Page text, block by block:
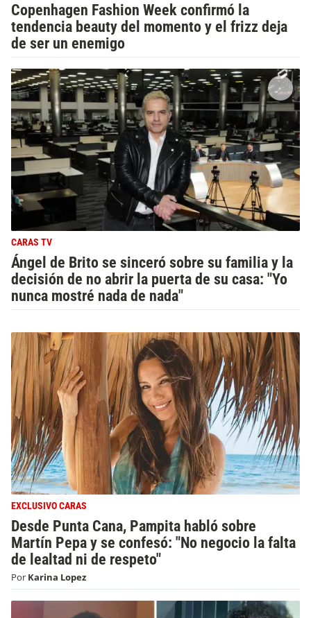
Copenhagen Fashion Week confirmó la
tendencia beauty del momento y el frizz deja
de ser un enemigo
CARAS TV
Ángel de Brito se sinceró sobre su familia y la
decisión de no abrir la puerta de su casa: "Yo
nunca mostré nada de nada"
EXCLUSIVO CARAS
Desde Punta Cana, Pampita habló sobre
Martín Pepa y se confesó: "No negocio la falta
de lealtad ni de respeto"
Por Karina Lopez